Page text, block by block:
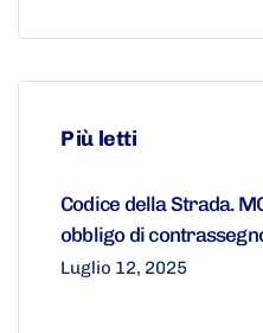
Più letti
Codice della Strada.
obbligo di
Luglio 12, 2025